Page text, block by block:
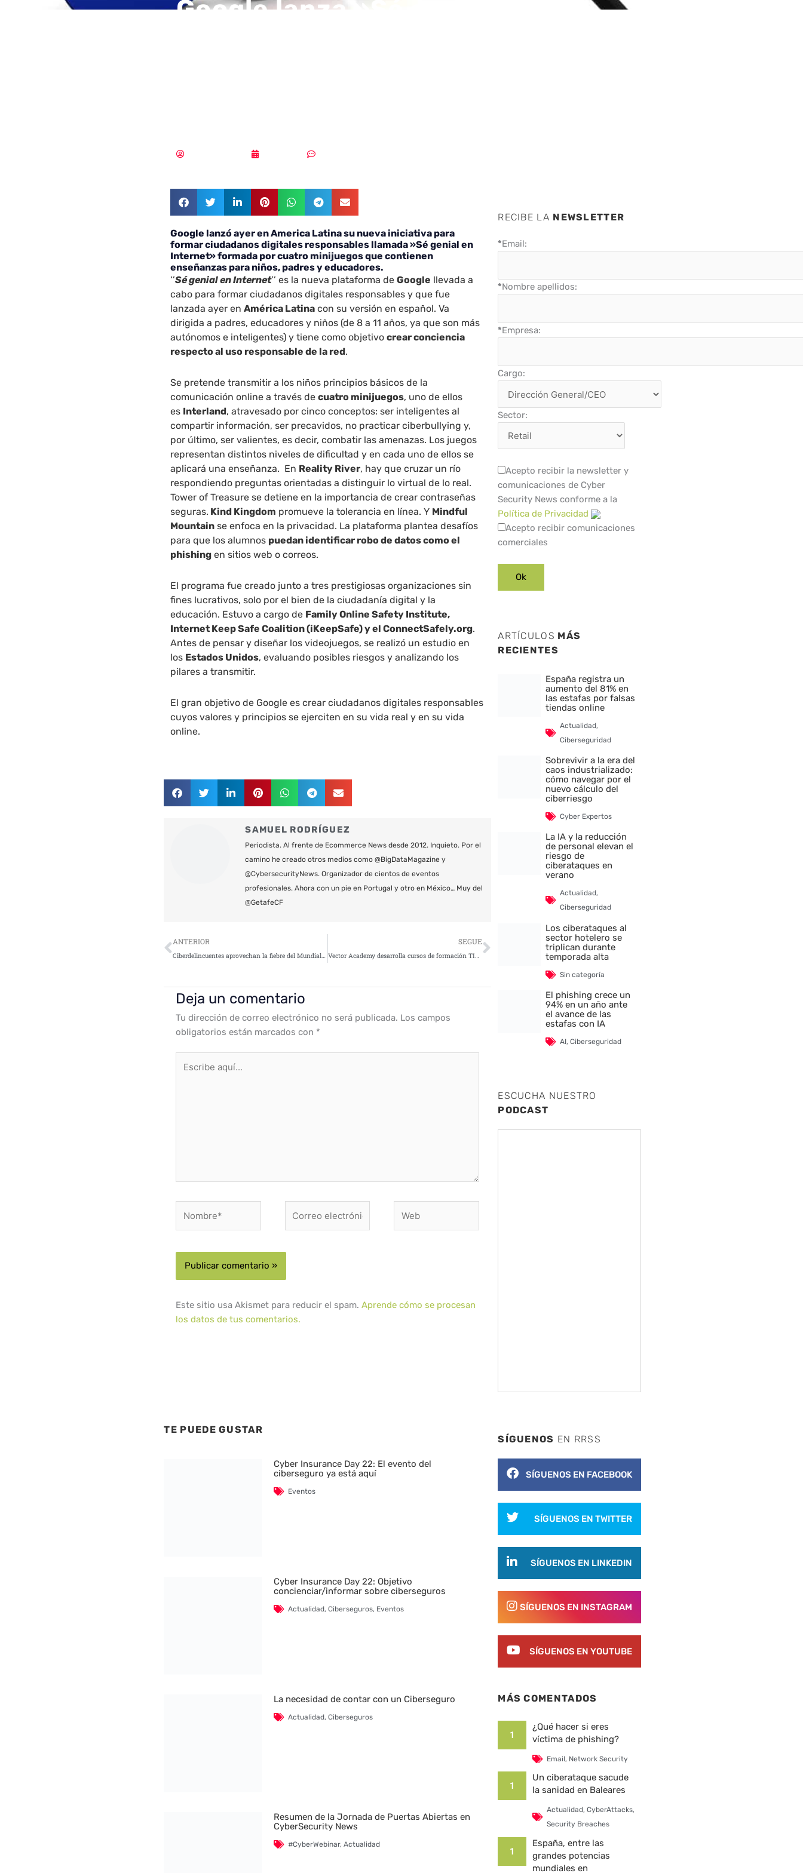
Google lanza »Sé genial en
Google lanzó ayer en America Latina su nueva iniciativa para
formar ciudadanos digitales responsables llamada »Sé genial en
Internet» formada por cuatro minijuegos que contienen
enseñanzas para niños, padres y educadores.
‘’Sé genial en Internet’’ es la nueva plataforma deGoogle llevada a
cabo para formar ciudadanos digitales responsables y que fue
lanzada ayer enAmérica Latina con su versión en español. Va
dirigida a padres, educadores y niños (de 8 a 11 años, ya que son más
autónomos e inteligentes) y tiene como objetivocrear conciencia
respecto al uso responsable de la red.
Se pretende transmitir a los niños principios básicos de la
comunicación online a través decuatro minijuegos, uno de ellos
es Interland, atravesado por cinco conceptos: ser inteligentes al
compartir información, ser precavidos, no practicar ciberbullying y,
por último, ser valientes, es decir, combatir las amenazas. Los juegos
representan distintos niveles de dificultad y en cada uno de ellos se
aplicará una enseñanza. En Reality River, hay que cruzar un río
respondiendo preguntas orientadas a distinguir lo virtual de lo real.
Tower of Treasure se detiene en la importancia de crear contraseñas
seguras. Kind Kingdom promueve la tolerancia en línea. Y Mindful
Mountain se enfoca en la privacidad. La plataforma plantea desafíos
para que los alumnos puedan identificar robo de datos como el
phishing en sitios web o correos.
El programa fue creado junto a tres prestigiosas organizaciones sin
fines lucrativos, solo por el bien de la ciudadanía digital y la
educación. Estuvo a cargo de Family Online Safety Institute,
Internet Keep Safe Coalition (iKeepSafe) y el ConnectSafely.org.
Antes de pensar y diseñar los videojuegos, se realizó un estudio en
los Estados Unidos, evaluando posibles riesgos y analizando los
pilares a transmitir.
El gran objetivo de Google es crear ciudadanos digitales responsables
cuyos valores y principios se ejerciten en su vida real y en su vida
online.
SAMUEL RODRÍGUEZ
Periodista. Al frente de Ecommerce News desde 2012. Inquieto. Por el
camino he creado otros medios como @BigDataMagazine y
@CybersecurityNews. Organizador de cientos de eventos
profesionales. Ahora con un pie en Portugal y otro en México… Muy del
@GetafeCF
Ant
ANTERIOR
Ciberdelincuentes aprovechan la fiebre del Mundial para infectar los ordenadores de los aficionados
SEGUE
Vector Academy desarrolla cursos de formación TIC para fomentar la integración laboral
Siguiente
Deja un comentario
Tu dirección de correo electrónico no será publicada. Los campos
obligatorios están marcados con *
aquí...
electrónico*
Este sitio usa Akismet para reducir el spam.Aprende cómo se procesan
los datos de tus comentarios.
TE PUEDE GUSTAR
Cyber Insurance Day 22: El evento del
ciberseguro ya está aquí
Eventos
Cyber Insurance Day 22: Objetivo
concienciar/informar sobre ciberseguros
Actualidad, Ciberseguros, Eventos
La necesidad de contar con un Ciberseguro
Actualidad, Ciberseguros
Resumen de la Jornada de Puertas Abiertas en
CyberSecurity News
#CyberWebinar, Actualidad
RECIBE LA NEWSLETTER
*Email:
*Nombre apellidos:
*Empresa:
Cargo:
Sector:
Acepto recibir la newsletter y
comunicaciones de Cyber
Security News conforme a la
Política de Privacidad
Acepto recibir comunicaciones
comerciales
ARTÍCULOS MÁS
RECIENTES
España registra un
aumento del 81% en
las estafas por falsas
tiendas online
Actualidad,
Ciberseguridad
Sobrevivir a la era del
caos industrializado:
cómo navegar por el
nuevo cálculo del
ciberriesgo
Cyber Expertos
La IA y la reducción
de personal elevan el
riesgo de
ciberataques en
verano
Actualidad,
Ciberseguridad
Los ciberataques al
sector hotelero se
triplican durante
temporada alta
Sin categoría
El phishing crece un
94% en un año ante
el avance de las
estafas con IA
AI,Ciberseguridad
ESCUCHA NUESTRO
PODCAST
SÍGUENOS EN RRSS
SÍGUENOS EN FACEBOOK
SÍGUENOS EN TWITTER
SÍGUENOS EN LINKEDIN
SÍGUENOS EN INSTAGRAM
SÍGUENOS EN YOUTUBE
MÁS COMENTADOS
1
¿Qué hacer si eres
víctima de phishing?
Email, Network Security
1
Un ciberataque sacude
la sanidad en Baleares
Actualidad, CyberAttacks,
Security Breaches
1
España, entre las
grandes potencias
mundiales en